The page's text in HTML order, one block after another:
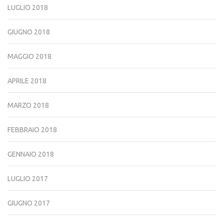
LUGLIO 2018
GIUGNO 2018
MAGGIO 2018
APRILE 2018
MARZO 2018
FEBBRAIO 2018
GENNAIO 2018
LUGLIO 2017
GIUGNO 2017